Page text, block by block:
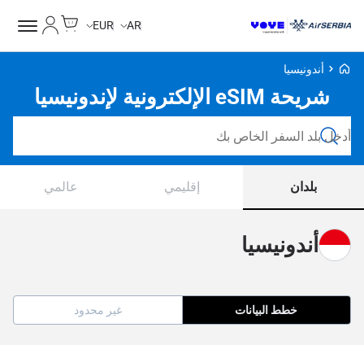
AR
EUR
Voye Homepage
أندونيسيا
شريحة eSIM الإلكترونية لإندونيسيا
ابحث عن خطط
بلدان إقليمي عالمي
أندونيسيا
خطط البيانات غير محدود